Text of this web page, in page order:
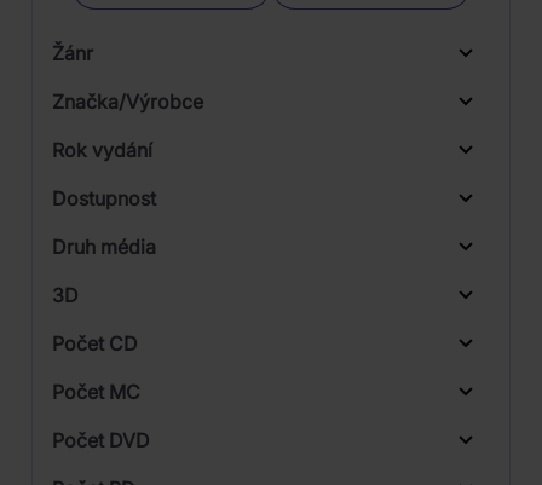
Žánr
Značka/Výrobce
Rok vydání
Od
Dostupnost
Druh média
3D
Počet CD
Počet MC
Počet DVD